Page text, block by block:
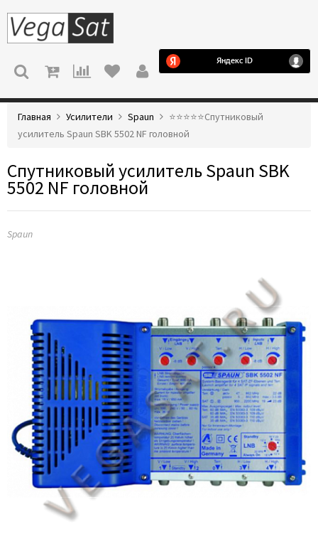
МЕНЮ
Главная Усилители Spaun
⭐️⭐️⭐️⭐️⭐️Спутниковый
усилитель Spaun SBK 5502 NF головной
Спутниковый усилитель Spaun SBK
5502 NF головной
Spaun